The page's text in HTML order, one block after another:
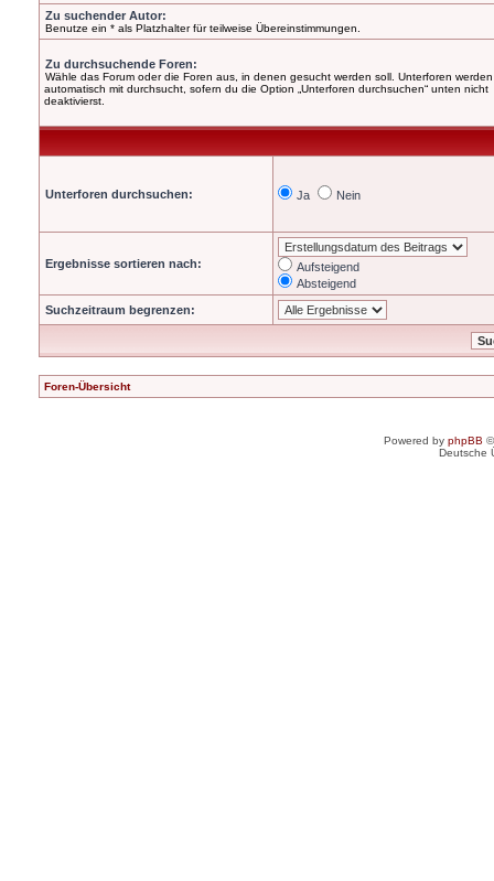
Zu suchender Autor:
Benutze ein * als Platzhalter für teilweise Übereinstimmungen.
Zu durchsuchende Foren:
Wähle das Forum oder die Foren aus, in denen gesucht werden soll. Unterforen werden
automatisch mit durchsucht, sofern du die Option „Unterforen durchsuchen“ unten nicht
deaktivierst.
Unterforen durchsuchen: Ja Nein
Ergebnisse sortieren nach:
Aufsteigend
Absteigend
Suchzeitraum begrenzen:
Foren-Übersicht
Powered by phpBB
Deutsche